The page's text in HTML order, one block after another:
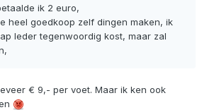
ik 2 euro,
heel goedkoop zelf dingen maken, ik
leder tegenwoordig kost, maar zal
€ 9,- per voet. Maar ik ken ook